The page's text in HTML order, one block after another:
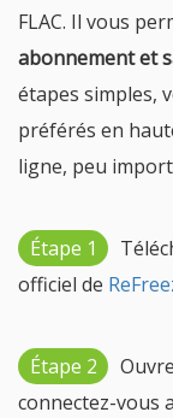
FLAC. Il vous
abonnement et
étapes simples,
préférés en
ligne, peu
Étape 1
officiel de
Étape 2
connectez-vous